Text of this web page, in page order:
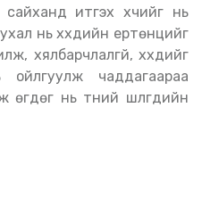
сайханд итгэх хүчийг нь
нь хүүхдийн ертөнцийг
хялбарчлалгүй, хүүхдийг
ойлгуулж чаддагаараа
нь түүний шүлгүүдийн